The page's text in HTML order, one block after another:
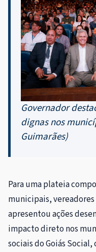
Governador
dignas nos
Guimarães)
Para uma plateia
municipais,
apresentou ações
impacto direto nos
sociais do Goiás Social,